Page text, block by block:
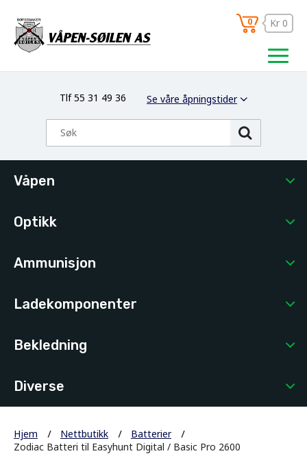
Tlf 55 31 49 36 Se våre åpningstider
0 Kr 0
Våpen
Optikk
Ammunisjon
Ladekomponenter
Bekledning
Diverse
Hjem Nettbutikk
Batterier
Zodiac Batteri til Easyhunt Digital / Basic Pro 2600